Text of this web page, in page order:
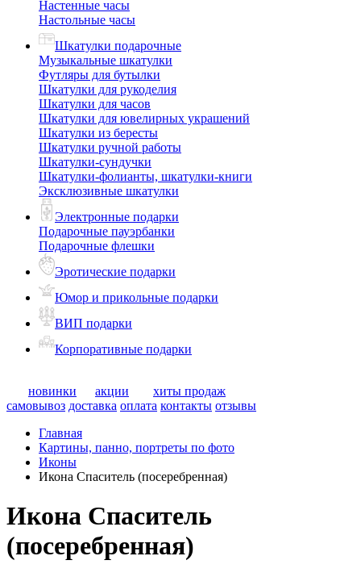
Настенные часы
Настольные часы
Шкатулки подарочные
Музыкальные шкатулки
Футляры для бутылки
Шкатулки для рукоделия
Шкатулки для часов
Шкатулки для ювелирных украшений
Шкатулки из бересты
Шкатулки ручной работы
Шкатулки-сундучки
Шкатулки-фолианты, шкатулки-книги
Эксклюзивные шкатулки
Электронные подарки
Подарочные пауэрбанки
Подарочные флешки
Эротические подарки
Юмор и прикольные подарки
ВИП подарки
Корпоративные подарки
новинки акции
хиты продаж
самовывоз доставка оплата контакты отзывы
Главная
Картины, панно, портреты по фото
Иконы
Икона Спаситель (посеребренная)
Икона Спаситель
(посеребренная)